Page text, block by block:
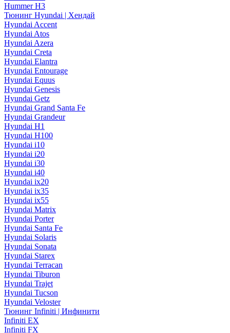
Hummer H3
Тюнинг Hyundai | Хендай
Hyundai Accent
Hyundai Atos
Hyundai Azera
Hyundai Creta
Hyundai Elantra
Hyundai Entourage
Hyundai Equus
Hyundai Genesis
Hyundai Getz
Hyundai Grand Santa Fe
Hyundai Grandeur
Hyundai H1
Hyundai H100
Hyundai i10
Hyundai i20
Hyundai i30
Hyundai i40
Hyundai ix20
Hyundai ix35
Hyundai ix55
Hyundai Matrix
Hyundai Porter
Hyundai Santa Fe
Hyundai Solaris
Hyundai Sonata
Hyundai Starex
Hyundai Terracan
Hyundai Tiburon
Hyundai Trajet
Hyundai Tucson
Hyundai Veloster
Тюнинг Infiniti | Инфинити
Infiniti EX
Infiniti FX